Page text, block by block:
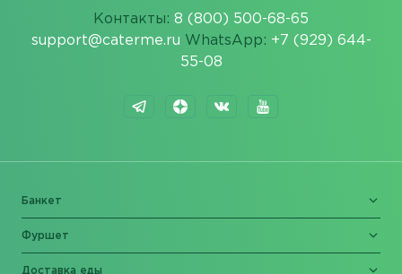
Контакты: 8 (800) 500-68-65
support@caterme.ru WhatsApp: +7 (929) 644-
55-08
Банкет
Фуршет
Доставка еды